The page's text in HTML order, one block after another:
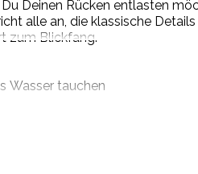
Deinen Rücken entlasten
alle an, die klassische
zum Blickfang.
Wasser tauchen